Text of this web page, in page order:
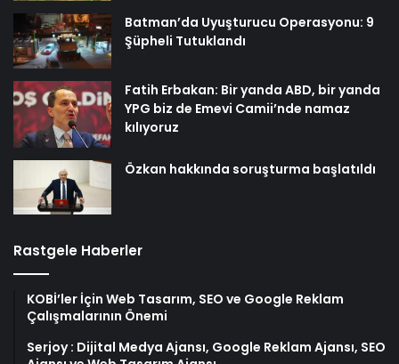
Batman’da Uyuşturucu Operasyonu: 9
Şüpheli Tutuklandı
Fatih Erbakan: Bir yanda ABD, bir yanda
YPG biz de Emevi Camii’nde namaz
kılıyoruz
Özkan hakkında soruşturma başlatıldı
Rastgele Haberler
KOBİ’ler İçin Web Tasarım, SEO ve Google Reklam
Çalışmalarının Önemi
Serjoy : Dijital Medya Ajansı, Google Reklam Ajansı, SEO